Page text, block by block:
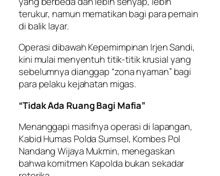
terukur, namun mematikan bagi para pemain
di balik layar.
Operasi dibawah Kepemimpinan Irjen Sandi,
kini mulai menyentuh titik-titik krusial yang
sebelumnya dianggap “zona nyaman” bagi
para pelaku kejahatan migas.
“Tidak Ada Ruang Bagi Mafia”
Menanggapi masifnya operasi di lapangan,
Kabid Humas Polda Sumsel, Kombes Pol
Nandang Wijaya Mukmin, menegaskan
bahwa komitmen Kapolda bukan sekadar